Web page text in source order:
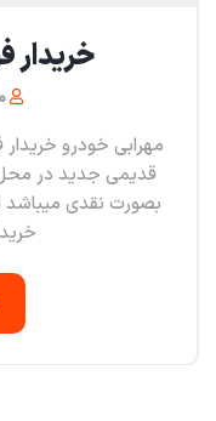
خریدار
قدیمی جدید در
بصورت نقدی میباشد
خریدار